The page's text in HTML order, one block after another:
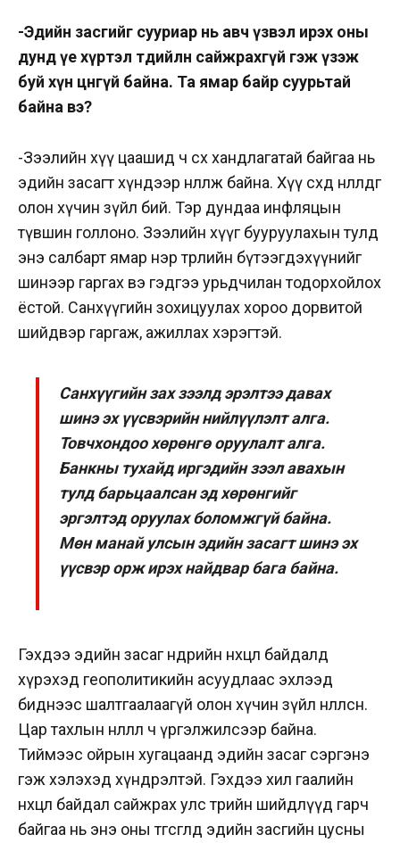
-Эдийн засгийг сууриар нь авч үзвэл ирэх оны
дунд үе хүртэл төдийлөн сайжрахгүй гэж үзэж
буй хүн цөөнгүй байна. Та ямар байр суурьтай
байна вэ?
-Зээлийн хүү цаашид ч өсөх хандлагатай байгаа нь
эдийн засагт хүндээр нөлөөлж байна. Хүү өсөхөд нөлөөлдөг
олон хүчин зүйл бий. Тэр дундаа инфляцын
түвшин голлоно. Зээлийн хүүг бууруулахын тулд
энэ салбарт ямар нэр төрлийн бүтээгдэхүүнийг
шинээр гаргах вэ гэдгээ урьдчилан тодорхойлох
ёстой. Санхүүгийн зохицуулах хороо дорвитой
шийдвэр гаргаж, ажиллах хэрэгтэй.
Санхүүгийн зах зээлд эрэлтээ давах
шинэ эх үүсвэрийн нийлүүлэлт алга.
Товчхондоо хөрөнгө оруулалт алга.
Банкны тухайд иргэдийн зээл авахын
тулд барьцаалсан эд хөрөнгийг
эргэлтэд оруулах боломжгүй байна.
Мөн манай улсын эдийн засагт шинэ эх
үүсвэр орж ирэх найдвар бага байна.
Гэхдээ эдийн засаг өнөөдрийн нөхцөл байдалд
хүрэхэд геополитикийн асуудлаас эхлээд
биднээс шалтгаалаагүй олон хүчин зүйл нөлөөлсөн.
Цар тахлын нөлөөлөл ч үргэлжилсээр байна.
Тиймээс ойрын хугацаанд эдийн засаг сэргэнэ
гэж хэлэхэд хүндрэлтэй. Гэхдээ хил гаалийн
нөхцөл байдал сайжрах улс төрийн шийдлүүд гарч
байгаа нь энэ оны төгсгөлд эдийн засгийн цусны